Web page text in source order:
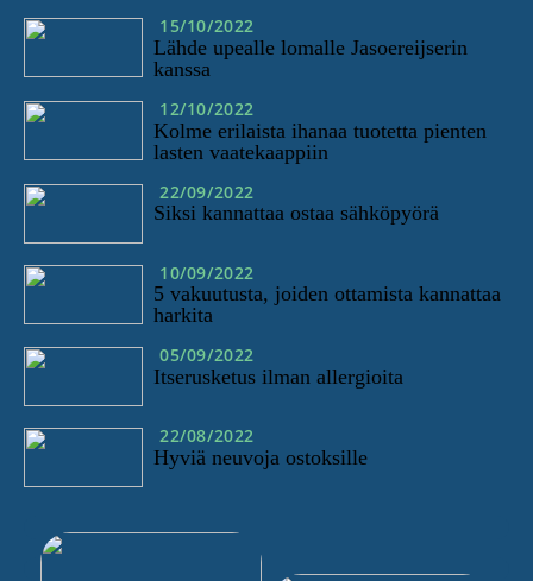
15/10/2022
Lähde upealle lomalle Jasoereijserin
kanssa
12/10/2022
Kolme erilaista ihanaa tuotetta pienten
lasten vaatekaappiin
22/09/2022
Siksi kannattaa ostaa sähköpyörä
10/09/2022
5 vakuutusta, joiden ottamista kannattaa
harkita
05/09/2022
Itserusketus ilman allergioita
22/08/2022
Hyviä neuvoja ostoksille